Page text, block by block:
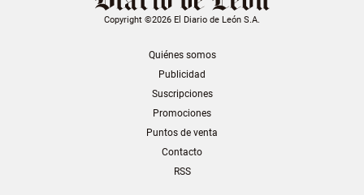
Copyright ©2026 El Diario de León S.A.
Quiénes somos
Publicidad
Suscripciones
Promociones
Puntos de venta
Contacto
RSS